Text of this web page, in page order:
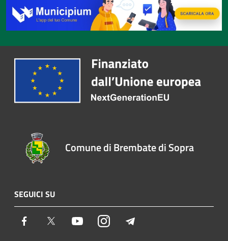
Comune di Brembate di Sopra
SEGUICI SU
Facebook Twitter YoutubeInstagram